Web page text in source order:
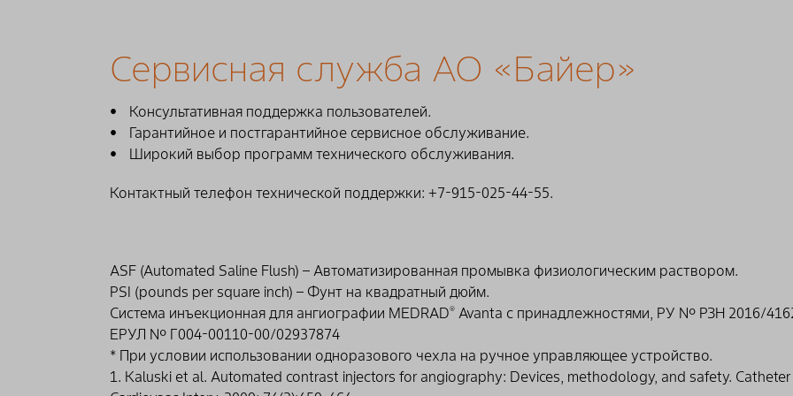
AVA 500 SPAT Angio в составе:Трубка 59" Ø 0,110", Трубка 7" Ø 0,145", Трубка 59" Ø 0,145",
Луэра – 3 шт, Клипсы – 2 шт, Соединитель T-Y-образный, Адаптер вращающийся, Кран запорный.
Количество в коробке: 25 штук
Срок годности: 5 лет
Сервисная служба АО «Байер»
Консультативная поддержка пользователей.
Гарантийное и постгарантийное сервисное обслуживание.
Широкий выбор программ технического обслуживания.
Контактный телефон технической поддержки: +7-915-025-44-55.
ASF (Automated Saline Flush) – Автоматизированная промывка физиологическим раствором.
PSI (pounds per square inch) – Фунт на квадратный дюйм.
Система инъекционная для ангиографии MEDRAD® Avanta с принадлежностями, РУ № РЗН 2016/
ЕРУЛ № Г004-00110-00/02937874
* При условии использовании одноразового чехла на ручное управляющее устройство.
1. Kaluski et al. Automated contrast injectors for angiography: Devices, methodology, and safety. Catheter